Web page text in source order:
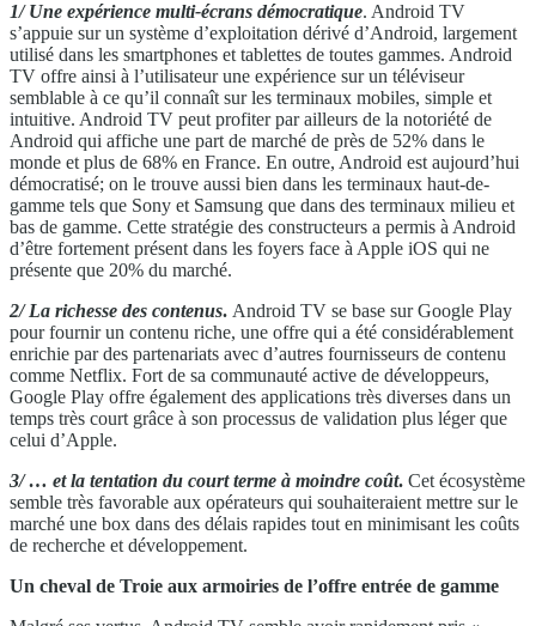
1/ Une expérience multi-écrans démocratique. Android TV
s’appuie sur un système d’exploitation dérivé d’Android, largement
utilisé dans les smartphones et tablettes de toutes gammes. Android
TV offre ainsi à l’utilisateur une expérience sur un téléviseur
semblable à ce qu’il connaît sur les terminaux mobiles, simple et
intuitive. Android TV peut profiter par ailleurs de la notoriété de
Android qui affiche une part de marché de près de 52% dans le
monde et plus de 68% en France. En outre, Android est aujourd’hui
démocratisé; on le trouve aussi bien dans les terminaux haut-de-
gamme tels que Sony et Samsung que dans des terminaux milieu et
bas de gamme. Cette stratégie des constructeurs a permis à Android
d’être fortement présent dans les foyers face à Apple iOS qui ne
présente que 20% du marché.
2/ La richesse des contenus. Android TV se base sur Google Play
pour fournir un contenu riche, une offre qui a été considérablement
enrichie par des partenariats avec d’autres fournisseurs de contenu
comme Netflix. Fort de sa communauté active de développeurs,
Google Play offre également des applications très diverses dans un
temps très court grâce à son processus de validation plus léger que
celui d’Apple.
3/ … et la tentation du court terme à moindre coût. Cet écosystème
semble très favorable aux opérateurs qui souhaiteraient mettre sur le
marché une box dans des délais rapides tout en minimisant les coûts
de recherche et développement.
Un cheval de Troie aux armoiries de l’offre entrée de gamme